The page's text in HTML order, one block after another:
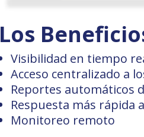
Los
Visibilidad en tiempo
Acceso centralizado a
Reportes automáticos
Respuesta más rápida
Monitoreo remoto